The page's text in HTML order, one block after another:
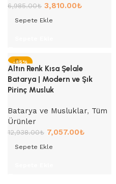
6,985.00₺ 3,810.00₺
Sepete Ekle
-45%
Altın Renk Kısa Şelale
Batarya | Modern ve Şık
Pirinç Musluk
Batarya ve Musluklar, Tüm
Ürünler
12,938.00₺ 7,057.00₺
Sepete Ekle